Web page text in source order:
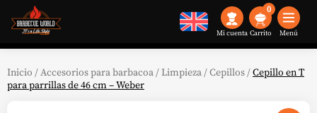
Mi cuenta
0
Menú
Inicio /Accesorios para barbacoa /Limpieza /Cepillos /Cepillo en T
para parrillas de 46 cm – Weber